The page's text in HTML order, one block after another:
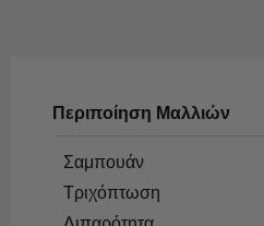
Περιποίηση Μαλλιών
Σαμπουάν
Τριχόπτωση